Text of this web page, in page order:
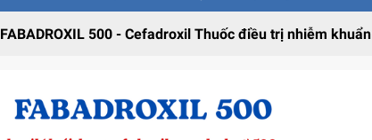
FABADROXIL 500 - Cefadroxil Thuốc điều trị nhiễm khuẩn